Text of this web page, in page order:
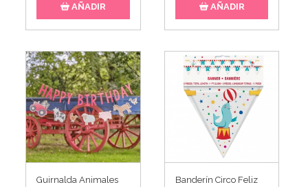
AÑADIR AÑADIR
Guirnalda Animales
Banderín Circo Feliz